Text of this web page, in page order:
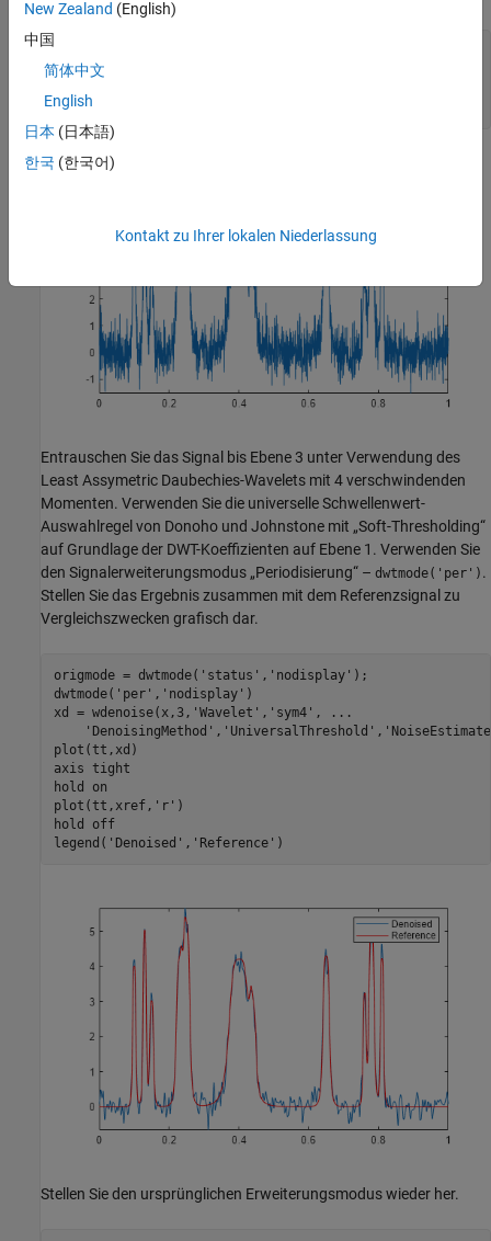
rng
x = xref + 0.5*randn(size(xref));
axis tight
Entrauschen Sie das Signal bis Ebene 3 unter Verwendung des
Least Assymetric Daubechies-Wavelets mit 4 verschwindenden
Momenten. Verwenden Sie die universelle Schwellenwert-
Auswahlregel von Donoho und Johnstone mit „Soft-Thresholding“
auf Grundlage der DWT-Koeffizienten auf Ebene 1. Verwenden Sie
den Signalerweiterungsmodus „Periodisierung“ – dwtmode('per') .
Stellen Sie das Ergebnis zusammen mit dem Referenzsignal zu
Vergleichszwecken grafisch dar.
origmode = dwtmode( 'status' , 'nodisplay' );
dwtmode( 'per' , 'nodisplay' )
xd = wdenoise(x,3, 'Wavelet' , 'sym4' ,
...
'DenoisingMethod' , 'UniversalThreshold' ,
plot(tt,xd)
axis tight
hold
on
plot(tt,xref, 'r' )
hold
off
legend( 'Denoised' , 'Reference' )
Stellen Sie den ursprünglichen Erweiterungsmodus wieder her.
New Zealand (English)
中国
简体中文
English
日本 (日本語)
한국 (한국어)
Kontakt zu Ihrer lokalen Niederlassung